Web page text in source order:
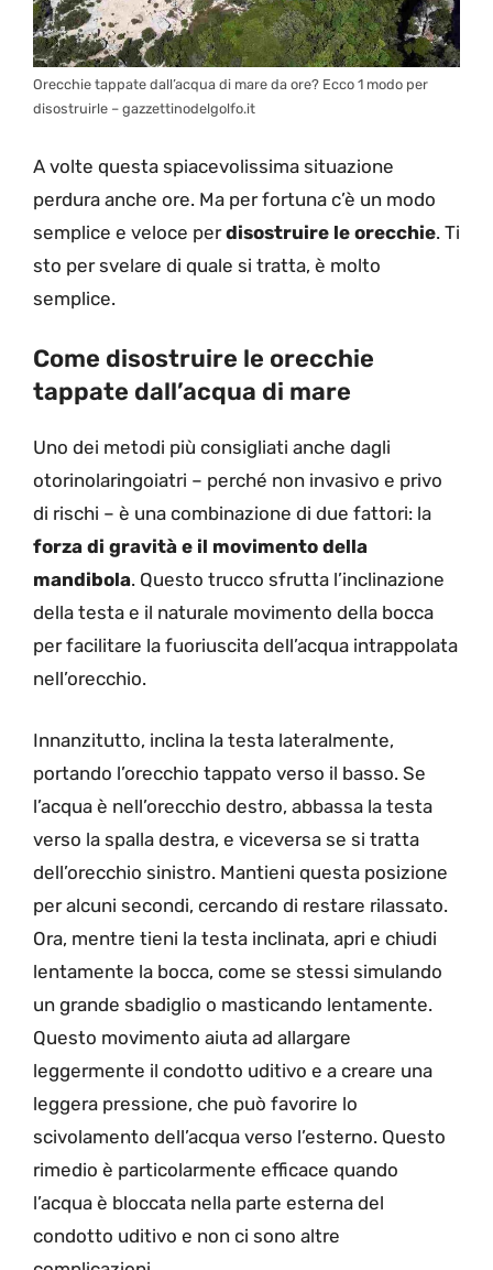
Orecchie tappate dall’acqua di mare da ore? Ecco 1 modo per
disostruirle – gazzettinodelgolfo.it
A volte questa spiacevolissima situazione
perdura anche ore. Ma per fortuna c’è un modo
semplice e veloce perdisostruire le orecchie. Ti
sto per svelare di quale si tratta, è molto
semplice.
Come disostruire le orecchie
tappate dall’acqua di mare
Uno dei metodi più consigliati anche dagli
otorinolaringoiatri – perché non invasivo e privo
di rischi – è una combinazione di due fattori: la
forza di gravità e il movimento della
mandibola. Questo trucco sfrutta l’inclinazione
della testa e il naturale movimento della bocca
per facilitare la fuoriuscita dell’acqua intrappolata
nell’orecchio.
Innanzitutto, inclina la testa lateralmente,
portando l’orecchio tappato verso il basso. Se
l’acqua è nell’orecchio destro, abbassa la testa
verso la spalla destra, e viceversa se si tratta
dell’orecchio sinistro. Mantieni questa posizione
per alcuni secondi, cercando di restare rilassato.
Ora, mentre tieni la testa inclinata, apri e chiudi
lentamente la bocca, come se stessi simulando
un grande sbadiglio o masticando lentamente.
Questo movimento aiuta ad allargare
leggermente il condotto uditivo e a creare una
leggera pressione, che può favorire lo
scivolamento dell’acqua verso l’esterno. Questo
rimedio è particolarmente efficace quando
l’acqua è bloccata nella parte esterna del
condotto uditivo e non ci sono altre